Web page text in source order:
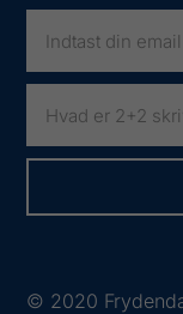
© 2020